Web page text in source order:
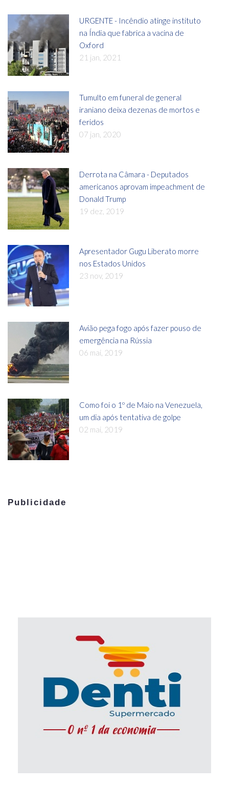
URGENTE - Incêndio atinge instituto
na Índia que fabrica a vacina de
Oxford
21 jan, 2021
Tumulto em funeral de general
iraniano deixa dezenas de mortos e
feridos
07 jan, 2020
Derrota na Câmara - Deputados
americanos aprovam impeachment de
Donald Trump
19 dez, 2019
Apresentador Gugu Liberato morre
nos Estados Unidos
23 nov, 2019
Avião pega fogo após fazer pouso de
emergência na Rússia
06 mai, 2019
Como foi o 1º de Maio na Venezuela,
um dia após tentativa de golpe
02 mai, 2019
Publicidade